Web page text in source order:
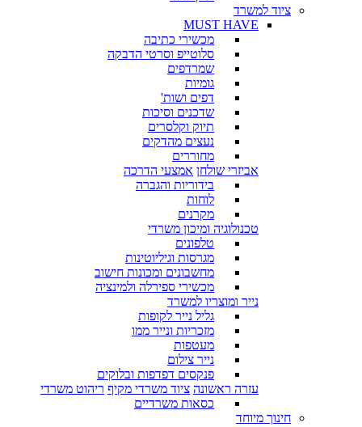
ציוד למשרד
MUST HAVE
מכשירי כתיבה
סלוטייפ וסרטי הדבקה
שמרדפים
גומיות
דפים ושות'
שדכנים וסיכות
תיוק וקלסרים
נעצים מהדקים
מחוררים
אביזרי שולחן אמצעי הדרכה
בידוריות והגברה
לוחות
מקרנים
טכנולוגיה ומיכון משרדי
טלפונים
מגרסות וגיליוטינות
מחשבונים ומכונות חישוב
מכשירי ספירלה ולמינציה
נייר ומוצריו למשרד
גליל נייר לקופות
מזכריות ונייר ממו
מעטפות
נייר צילום
פנקסים דפדפות ובלוקים
עזרה ראשונה ציוד משרדי מקיף ריהוט משרדי
כסאות משרדיים
חינוך מיוחד